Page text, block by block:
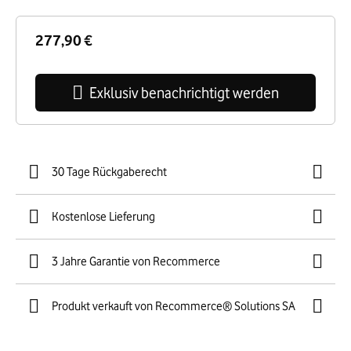
277,90 €
Exklusiv benachrichtigt werden
30 Tage Rückgaberecht
Kostenlose Lieferung
3 Jahre Garantie von Recommerce
Produkt verkauft von Recommerce® Solutions SA